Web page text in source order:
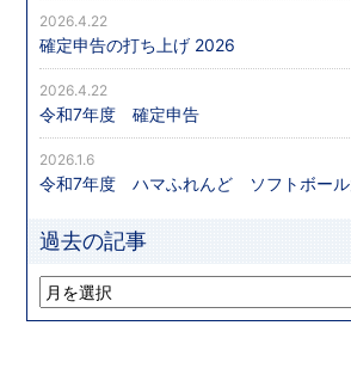
確定申告の打ち上げ 2026
2026.4.22
令和7年度 確定申告
2026.4.22
令和7年度 ハマふれんど ソフトボー
2026.1.6
過去の記事